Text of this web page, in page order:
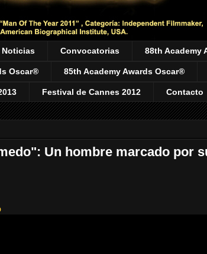
Noticias Convocatorias 88th Academy
Oscar® 85th Academy Awards Oscar®
Festival de Cannes 2012 Contacto
Un hombre marcado por